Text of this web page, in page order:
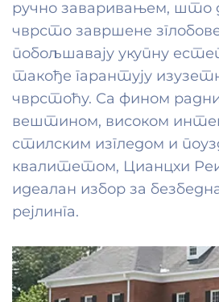
ручно заваривањем, што
чврсто завршене
побољшавају укупну
такође гарантују
чврстоћу. Са фином
вештином, високом
стилским изгледом и
квалитетом, Цианцхи
идеалан избор за
рејлинга.